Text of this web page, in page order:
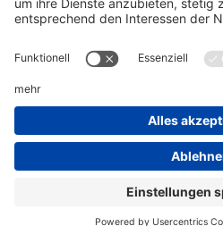
Informationen
Kundenservice
Werkzeug-Eylert GmbH & Co. KG • F.-O.-